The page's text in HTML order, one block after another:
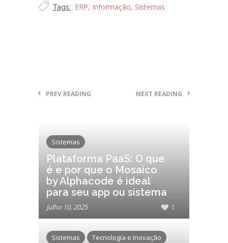
Tags: ERP, Informação, Sistemas
PREV READING NEXT READING
Sistemas
Plataforma PaaS: O que
é e por que o Mosaico
by Alphacode é ideal
para seu app ou sistema
julho 10, 2025 1
Sistemas Tecnologia e Inovação